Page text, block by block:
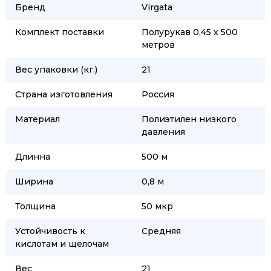
Бренд Virgata
Комплект поставки
Полурукав 0,45 х 500
метров
Вес упаковки (кг.) 21
Страна изготовления Россия
Материал
Полиэтилен низкого
давления
Длинна 500 м
Ширина 0,8 м
Толщина 50 мкр
Устойчивость к
кислотам и щелочам
Средняя
Вес 21